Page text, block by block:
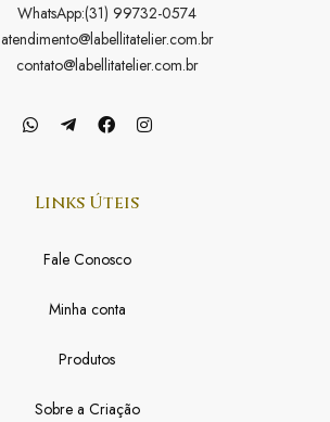
WhatsApp:(31) 99732-0574
atendimento@labellitatelier.com.br
contato@labellitatelier.com.br
Links Úteis
Fale Conosco
Minha conta
Produtos
Sobre a Criação